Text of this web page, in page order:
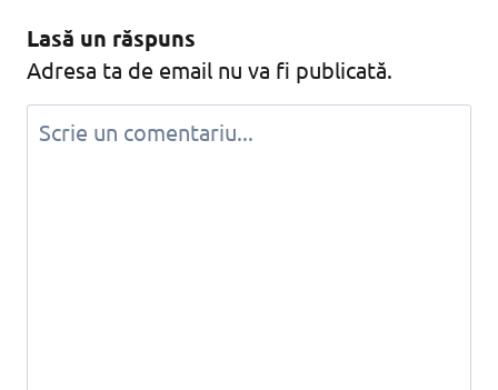
Lasă un răspuns
Adresa ta de email nu va fi publicată.